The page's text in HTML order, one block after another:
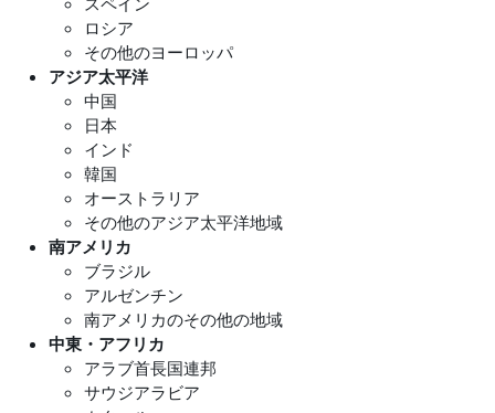
ロシア
その他のヨーロッパ
アジア太平洋
中国
日本
インド
韓国
オーストラリア
その他のアジア太平洋地域
南アメリカ
ブラジル
アルゼンチン
南アメリカのその他の地域
中東・アフリカ
アラブ首長国連邦
サウジアラビア